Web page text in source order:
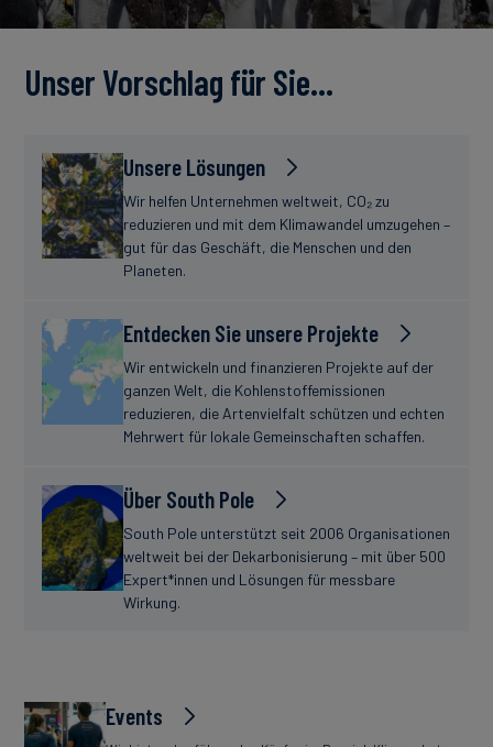
Unser Vorschlag für Sie…
Unsere Lösungen
Wir helfen Unternehmen weltweit, CO₂ zu
reduzieren und mit dem Klimawandel umzugehen –
gut für das Geschäft, die Menschen und den
Planeten.
Entdecken Sie unsere Projekte
Wir entwickeln und finanzieren Projekte auf der
ganzen Welt, die Kohlenstoffemissionen
reduzieren, die Artenvielfalt schützen und echten
Mehrwert für lokale Gemeinschaften schaffen.
Über South Pole
South Pole unterstützt seit 2006 Organisationen
weltweit bei der Dekarbonisierung – mit über 500
Expert*innen und Lösungen für messbare
Wirkung.
Events